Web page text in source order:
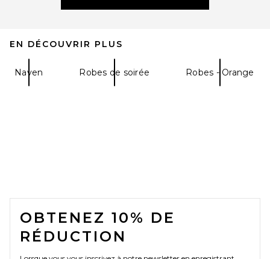
EN DÉCOUVRIR PLUS
Naven Robes de soirée Robes - Orange
FOOTER
OBTENEZ 10% DE
RÉDUCTION